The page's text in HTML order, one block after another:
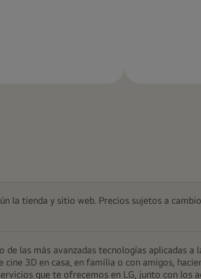
la tienda y sitio web. Precios sujetos a
de las más avanzadas tecnologías aplicadas
cine 3D en casa, en familia o con amigos,
que te ofrecemos en LG, junto con los